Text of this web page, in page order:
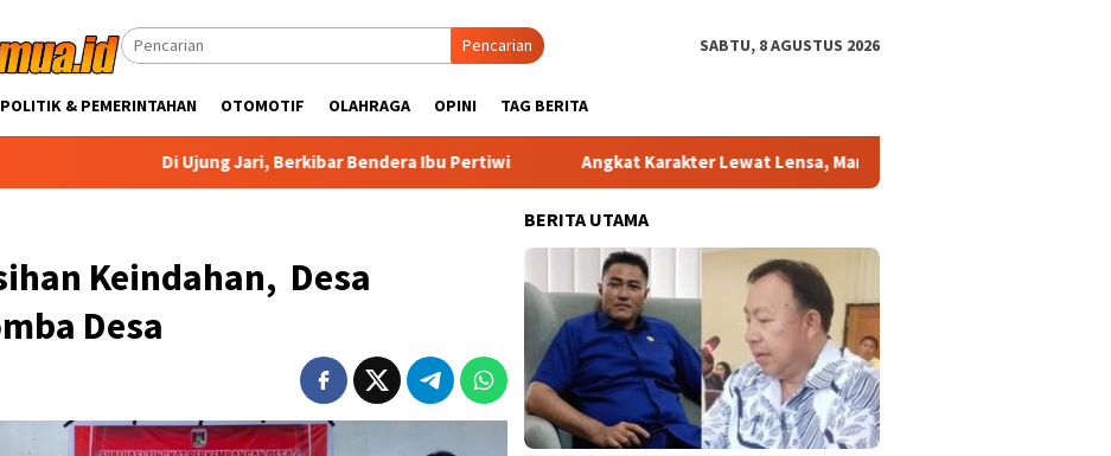
Pencarian SABTU, 8 AGUSTUS 2026
POLITIK & PEMERINTAHAN OTOMOTIF OLAHRAGA OPINI TAG BERITA
Di Ujung Jari, Berkibar Bendera Ibu Pertiwi Angkat Karakter Lewat Lensa, Marvil Olesa Wakili Minahasa Selatan di MMFS
Keindahan, Desa
Desa
BERITA UTAMA